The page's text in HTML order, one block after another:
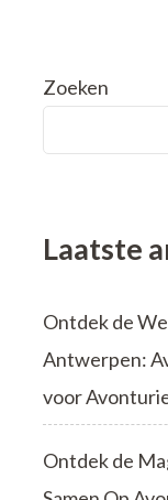
Zoeken
Laatste
Ontdek de
Antwerpen:
voor
Ontdek de